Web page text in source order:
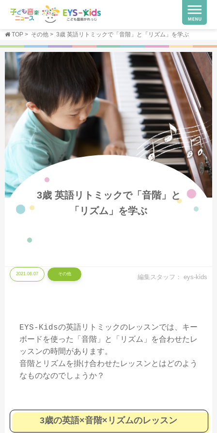
TOP > その他 > 3歳 英語リトミックで「音階」と「リズム」を学ぶ
3歳 英語リトミックで「音階」と
「リズム」を学ぶ
2021.06.07 その他 編集スタッフ： eys-kids
EYS-Kidsの英語リトミックのレッスンでは、キー
ボードを使った「音階」と「リズム」を合わせたレ
ッスンの時間があります。
音階とリズムを掛け合わせたレッスンとはどのよう
なものなのでしょうか？
3歳の英語×音階×リズムのレッスン